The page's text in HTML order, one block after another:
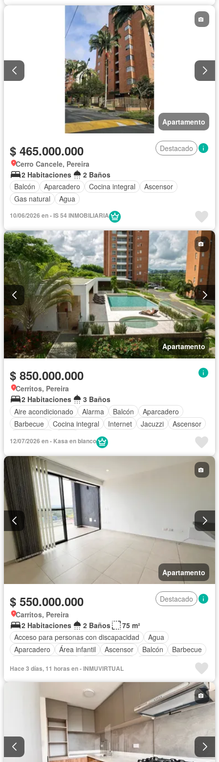
Apartamento
$ 465.000.000
Destacado
Cerro Cancele, Pereira
2 Habitaciones
2 Baños
Balcón
Aparcadero Cocina integral
Ascensor
Gas natural
Agua
10/06/2026 en - IS 54 INMOBILIARIA
Apartamento
$ 850.000.000
Cerritos, Pereira
2 Habitaciones
3 Baños
Aire acondicionado
Alarma Balcón
Aparcadero
Barbecue
Cocina integral Internet Jacuzzi
Ascensor
12/07/2026 en - Kasa en blanco
Apartamento
$ 550.000.000
Destacado
Carritos, Pereira
2 Habitaciones
2 Baños
75 m²
Acceso para personas con discapacidad
Agua
Aparcadero
Área infantil Ascensor Balcón
Barbecue
Gimnasio
Internet Jardín Patio
Vista panorámica
Hace 3 días, 11 horas en - INMUVIRTUAL